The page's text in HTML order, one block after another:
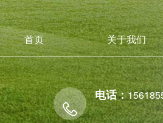
首页 关于我们
电话：